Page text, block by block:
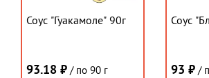
Соус "Гуакамоле" 90г
93.18 ₽ / по 90 г
Соус
93 ₽ /